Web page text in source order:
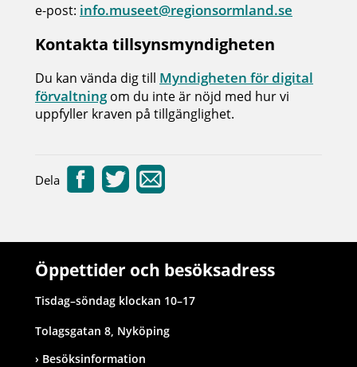
e-post: info.museet@regionsormland.se
Kontakta tillsynsmyndigheten
Du kan vända dig till Myndigheten för digital
förvaltningom du inte är nöjd med hur vi
uppfyller kraven på tillgänglighet.
Dela
Öppettider och besöksadress
Tisdag–söndag klockan 10–17
Tolagsgatan 8, Nyköping
Besöksinformation